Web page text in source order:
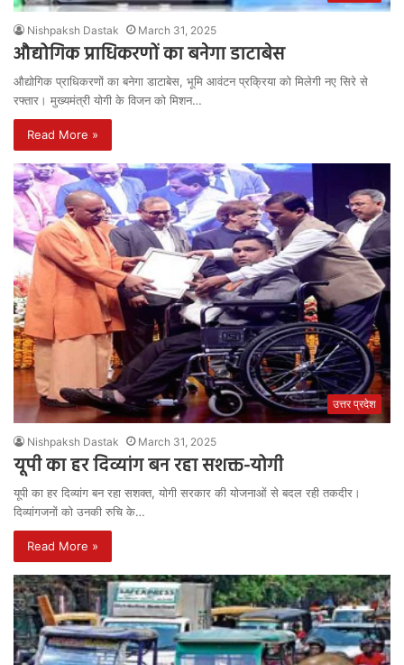
Nishpaksh Dastak March 31, 2025
औद्योगिक प्राधिकरणों का बनेगा डाटाबेस
औद्योगिक प्राधिकरणों का बनेगा डाटाबेस, भूमि आवंटन प्रक्रिया को मिलेगी नए सिरे से
रफ्तार। मुख्यमंत्री योगी के विजन को मिशन…
Read More »
उत्तर प्रदेश
Nishpaksh Dastak March 31, 2025
यूपी का हर दिव्यांग बन रहा सशक्त-योगी
यूपी का हर दिव्यांग बन रहा सशक्त, योगी सरकार की योजनाओं से बदल रही तकदीर।
दिव्यांगजनों को उनकी रुचि के…
Read More »